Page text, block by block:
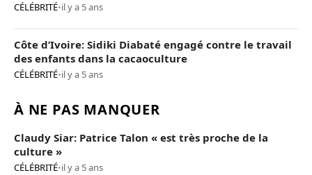
CÉLÉBRITÉ•il y a 5 ans
Côte d’Ivoire: Sidiki Diabaté engagé contre le travail
des enfants dans la cacaoculture
CÉLÉBRITÉ•il y a 5 ans
À NE PAS MANQUER
Claudy Siar: Patrice Talon « est très proche de la
culture »
CÉLÉBRITÉ•il y a 5 ans